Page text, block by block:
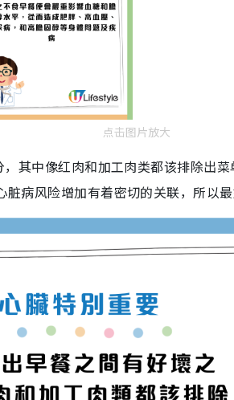
点击图片放大
其中像红肉和加工肉类都该排除出菜
脏病风险增加有着密切的关联，所以